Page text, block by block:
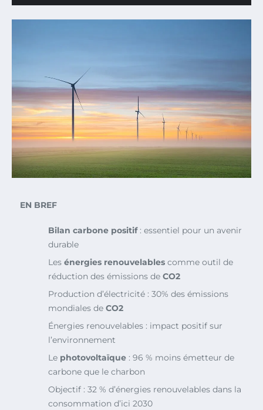
EN BREF
Bilan carbone positif: essentiel pour un avenir
durable
Les énergies renouvelables comme outil de
réduction des émissions de CO2
Production d’électricité : 30% des émissions
mondiales de CO2
Énergies renouvelables : impact positif sur
l’environnement
Le photovoltaïque : 96 % moins émetteur de
carbone que le charbon
Objectif : 32 % d’énergies renouvelables dans la
consommation d’ici 2030